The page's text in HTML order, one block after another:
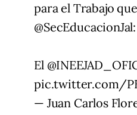
para el Trabajo
@SecEducacionJal:
El
pic.twitter.com/
— Juan Carlos